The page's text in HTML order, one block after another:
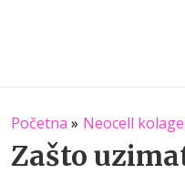
Početna Neocell
Zašto